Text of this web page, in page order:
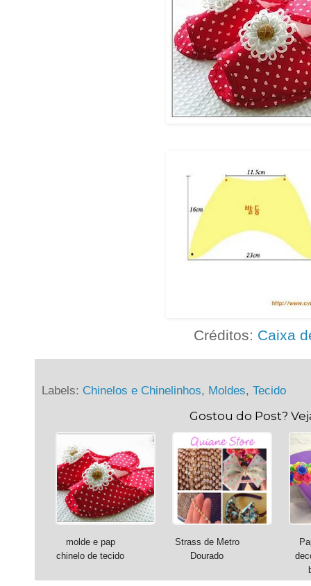
Créditos: Caixa
Labels: Chinelos e Chinelinhos, Moldes, Tecido
Gostou do Post?
molde e pap
chinelo de tecido
Strass de Metro
Dourado